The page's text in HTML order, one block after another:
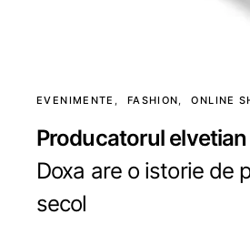
EVENIMENTE FASHION ONLINE
Producatorul
Doxa are o istorie de
secol